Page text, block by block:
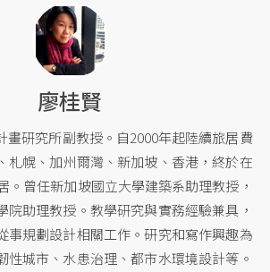
廖桂賢
畫研究所副教授。自2000年起陸續旅居費
札幌、加州爾灣、新加坡、香港，終於在
。曾任新加坡國立大學建築系助理教授，
院助理教授。教學研究與實務經驗兼具，
事規劃設計相關工作。研究和寫作興趣為
性城市、水患治理、都市水環境設計等。